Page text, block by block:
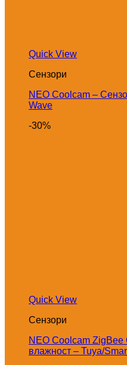
Quick View
Сензори
NEO Coolcam –
Wave
-30%
Quick View
Сензори
NEO Coolcam ZigBee
влажност – Tuya/